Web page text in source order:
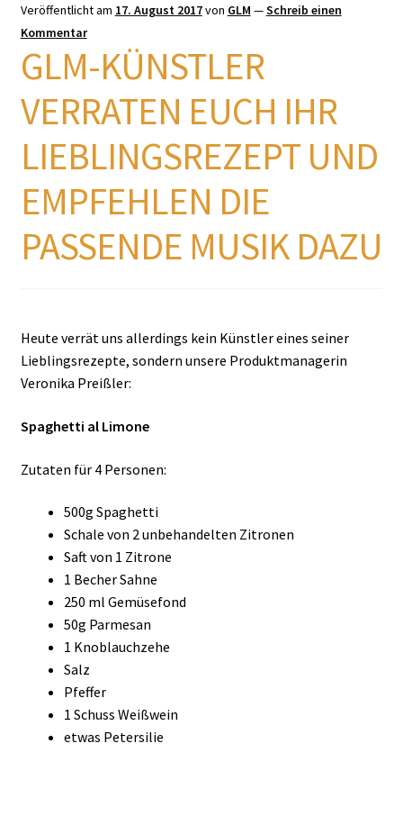
Veröffentlicht am 17. August 2017von GLM —Schreib einen
Kommentar
GLM-KÜNSTLER
VERRATEN EUCH IHR
LIEBLINGSREZEPT UND
EMPFEHLEN DIE
PASSENDE MUSIK DAZU
Heute verrät uns allerdings kein Künstler eines seiner
Lieblingsrezepte, sondern unsere Produktmanagerin
Veronika Preißler:
Spaghetti al Limone
Zutaten für 4 Personen:
500g Spaghetti
Schale von 2 unbehandelten Zitronen
Saft von 1 Zitrone
1 Becher Sahne
250 ml Gemüsefond
50g Parmesan
1 Knoblauchzehe
Salz
Pfeffer
1 Schuss Weißwein
etwas Petersilie